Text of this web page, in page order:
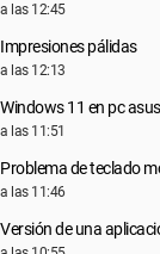
a las 12:45
Impresiones pálidas
a las 12:13
Windows 11 en pc
a las 11:51
Problema de teclado
a las 11:46
Versión de una